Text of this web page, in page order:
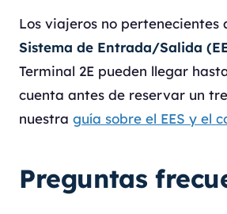
Los viajeros no pertenecientes
Sistema de Entrada/Salida
Terminal 2E pueden llegar
cuenta antes de reservar un
nuestra guía sobre el EES y el
Preguntas